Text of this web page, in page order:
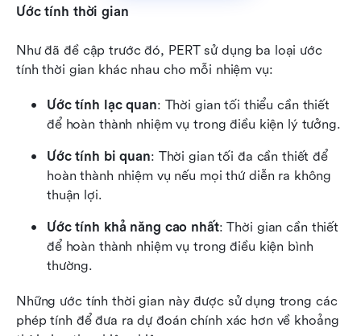
Ước tính thời gian
Như đã đề cập trước đó, PERT sử dụng ba loại ước
tính thời gian khác nhau cho mỗi nhiệm vụ:
Ước tính lạc quan: Thời gian tối thiểu cần thiết
để hoàn thành nhiệm vụ trong điều kiện lý tưởng.
Ước tính bi quan: Thời gian tối đa cần thiết để
hoàn thành nhiệm vụ nếu mọi thứ diễn ra không
thuận lợi.
Ước tính khả năng cao nhất: Thời gian cần thiết
để hoàn thành nhiệm vụ trong điều kiện bình
thường.
Những ước tính thời gian này được sử dụng trong các
phép tính để đưa ra dự đoán chính xác hơn về khoảng